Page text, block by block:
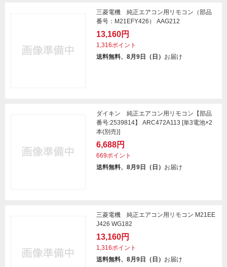
三菱電機 純正エアコン用リモコン（部品
番号：M21EFY426） AAG212
13,160円
1,316ポイント
送料無料、8月9日（日） お届け
ダイキン 純正エアコン用リモコン【部品
番号:2539814】 ARC472A113 [単3電池×2
本(別売)]
6,688円
669ポイント
送料無料、8月9日（日） お届け
三菱電機 純正エアコン用リモコン M21EE
J426 WG182
13,160円
1,316ポイント
送料無料、8月9日（日） お届け